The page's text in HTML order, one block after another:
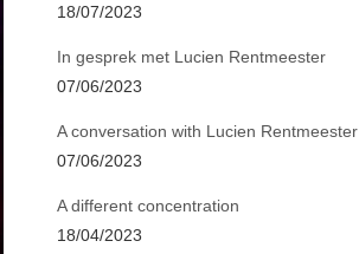
18/07/2023
In gesprek met Lucien Rentmeester
07/06/2023
A conversation with Lucien Rentmeester
07/06/2023
A different concentration
18/04/2023